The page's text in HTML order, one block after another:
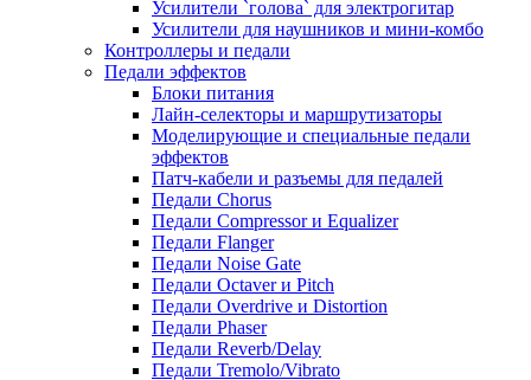
Усилители `голова` для электрогитар
Усилители для наушников и мини-комбо
Контроллеры и педали
Педали эффектов
Блоки питания
Лайн-селекторы и маршрутизаторы
Моделирующие и специальные педали
эффектов
Патч-кабели и разъемы для педалей
Педали Chorus
Педали Compressor и Equalizer
Педали Flanger
Педали Noise Gate
Педали Octaver и Pitch
Педали Overdrive и Distortion
Педали Phaser
Педали Reverb/Delay
Педали Tremolo/Vibrato